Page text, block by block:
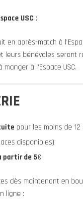
USC :
en après-match à
leurs bénévoles seront
à l’Espace USC.
pour les moins de
disponibles)
partir de 5€
dès maintenant en
ligne :